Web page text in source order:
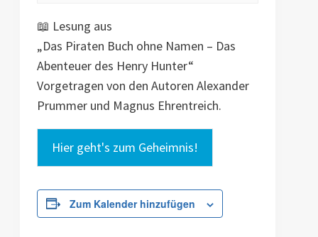
📖 Lesung aus
„Das Piraten Buch ohne Namen – Das
Abenteuer des Henry Hunter“
Vorgetragen von den Autoren Alexander
Prummer und Magnus Ehrentreich.
Hier geht's zum Geheimnis!
Zum Kalender hinzufügen